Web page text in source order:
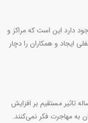
دارد این است که مراکز و
ایجاد و همکاران را دچار
تاثیر مستقیم بر افزایش
به مهاجرت فکر نمی‌کنند.